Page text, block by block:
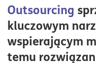
Outsourcing
dystrybucja
Korzyści
Outsourcing
kluczowym
wspierającym
temu